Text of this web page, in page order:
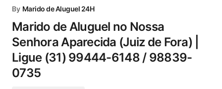
By Marido de Aluguel 24H
Marido de Aluguel no Nossa
Senhora Aparecida (Juiz de Fora) |
Ligue (31) 99444-6148 / 98839-
0735